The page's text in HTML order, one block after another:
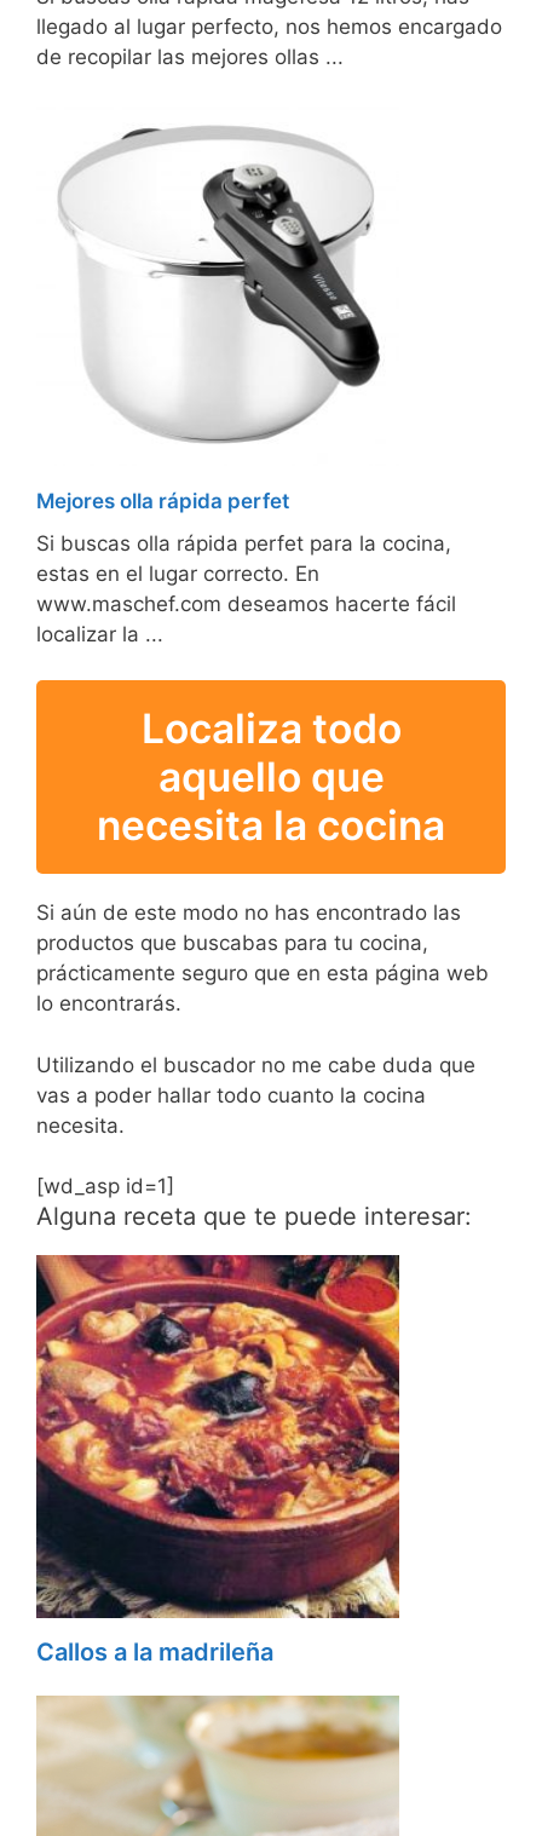
llegado al lugar perfecto, nos hemos encargado
de recopilar las mejores ollas ...
Mejores olla rápida perfet
Si buscas olla rápida perfet para la cocina,
estas en el lugar correcto. En
www.maschef.com deseamos hacerte fácil
localizar la ...
Localiza todo
aquello que
necesita la cocina
Si aún de este modo no has encontrado las
productos que buscabas para tu cocina,
prácticamente seguro que en esta página web
lo encontrarás.
Utilizando el buscador no me cabe duda que
vas a poder hallar todo cuanto la cocina
necesita.
[wd_asp id=1]
Alguna receta que te puede interesar:
Callos a la madrileña